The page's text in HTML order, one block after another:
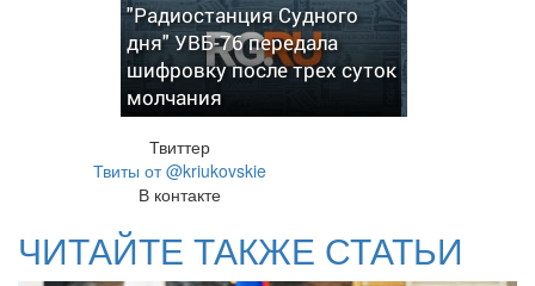
"Радиостанция Судного
дня" УВБ-76 передала
шифровку после трех суток
молчания
Твиттер
Твиты от @kriukovskie
В контакте
ЧИТАЙТЕ ТАКЖЕ СТАТЬИ